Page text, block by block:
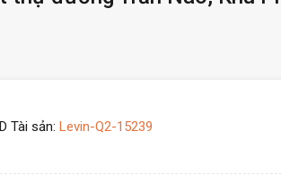
Tài sản: Levin-Q2-15239